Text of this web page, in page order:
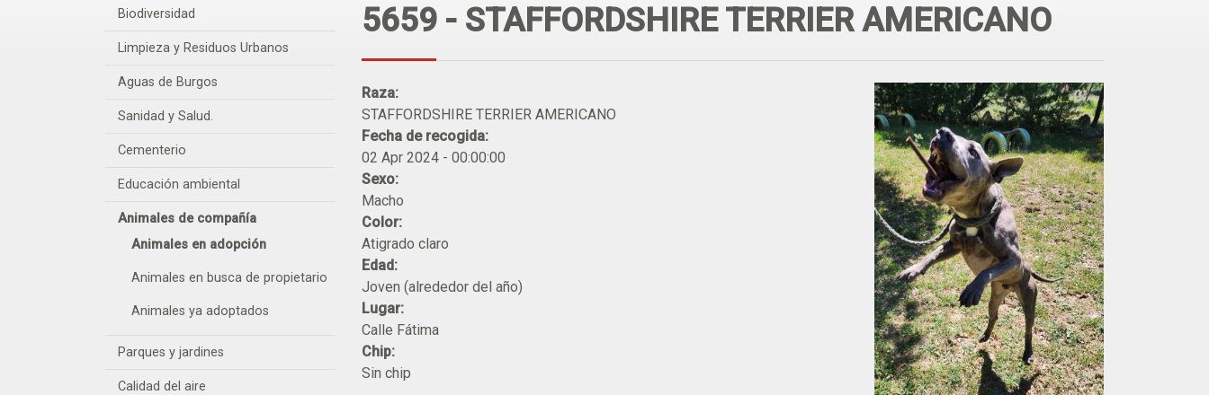
Biodiversidad
Limpieza y Residuos Urbanos
Aguas de Burgos
Sanidad y Salud.
Cementerio
Educación ambiental
Animales de compañía
Animales en adopción
Animales en busca de propietario
Animales ya adoptados
Parques y jardines
Calidad del aire
5659 - STAFFORDSHIRE TERRIER AMERICANO
Raza:
STAFFORDSHIRE TERRIER AMERICANO
Fecha de recogida:
02 Apr 2024 - 00:00:00
Sexo:
Macho
Color:
Atigrado claro
Edad:
Joven (alrededor del año)
Lugar:
Calle Fátima
Chip:
Sin chip